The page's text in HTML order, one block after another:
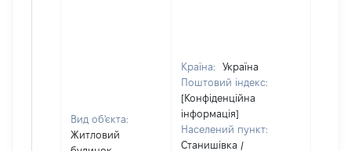
Вид об'єкта:
Житловий
Країна:
Україна
Поштовий індекс:
[Конфіденційна
інформація]
Населений пункт:
Станишівка /